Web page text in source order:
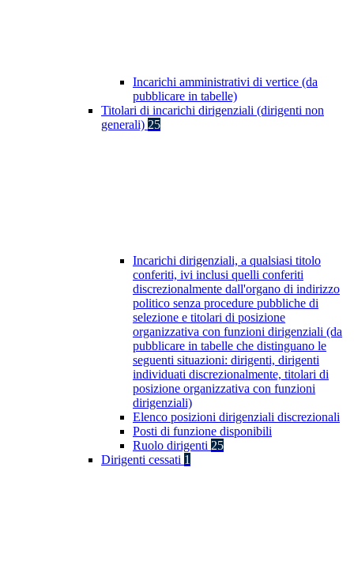
Incarichi amministrativi di vertice (da
pubblicare in tabelle)
Titolari di incarichi dirigenziali (dirigenti non
generali) 25
Incarichi dirigenziali, a qualsiasi titolo
conferiti, ivi inclusi quelli conferiti
discrezionalmente dall'organo di indirizzo
politico senza procedure pubbliche di
selezione e titolari di posizione
organizzativa con funzioni dirigenziali (da
pubblicare in tabelle che distinguano le
seguenti situazioni: dirigenti, dirigenti
individuati discrezionalmente, titolari di
posizione organizzativa con funzioni
dirigenziali)
Elenco posizioni dirigenziali discrezionali
Posti di funzione disponibili
Ruolo dirigenti 25
Dirigenti cessati 1